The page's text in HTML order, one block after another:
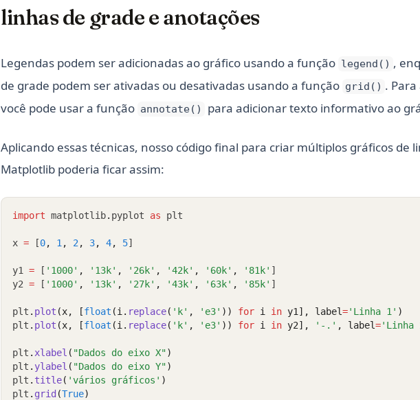
linhas de grade e anotações
Legendas podem ser adicionadas ao gráfico usando a função legend() ,
de grade podem ser ativadas ou desativadas usando a função grid() .
você pode usar a função annotate() para adicionar texto informativo ao
Aplicando essas técnicas, nosso código final para criar múltiplos gráficos de
Matplotlib poderia ficar assim:
import matplotlib. pyplot as plt
x = [0, 1 , 2 , 3, 4, 5]
y1 = [ '1000' , '13k' , '26k' , '42k' , '60k' , '81k' ]
y2 = [ '1000' , '13k' , '27k' , '43k' , '63k' , '85k' ]
plt . plot (x, [float (i. replace( 'k' , 'e3' )) for i in y1], label='Linha 1' )
plt . plot (x, [float (i. replace( 'k' , 'e3' )) for i in y2], '-.' , label='Linha
plt . xlabel ( "Dados do eixo X")
plt . ylabel ( "Dados do eixo Y")
plt . title( 'vários gráficos' )
plt . grid (True)